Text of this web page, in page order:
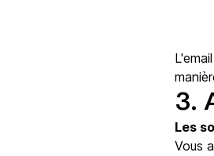
3.
Les
Vous